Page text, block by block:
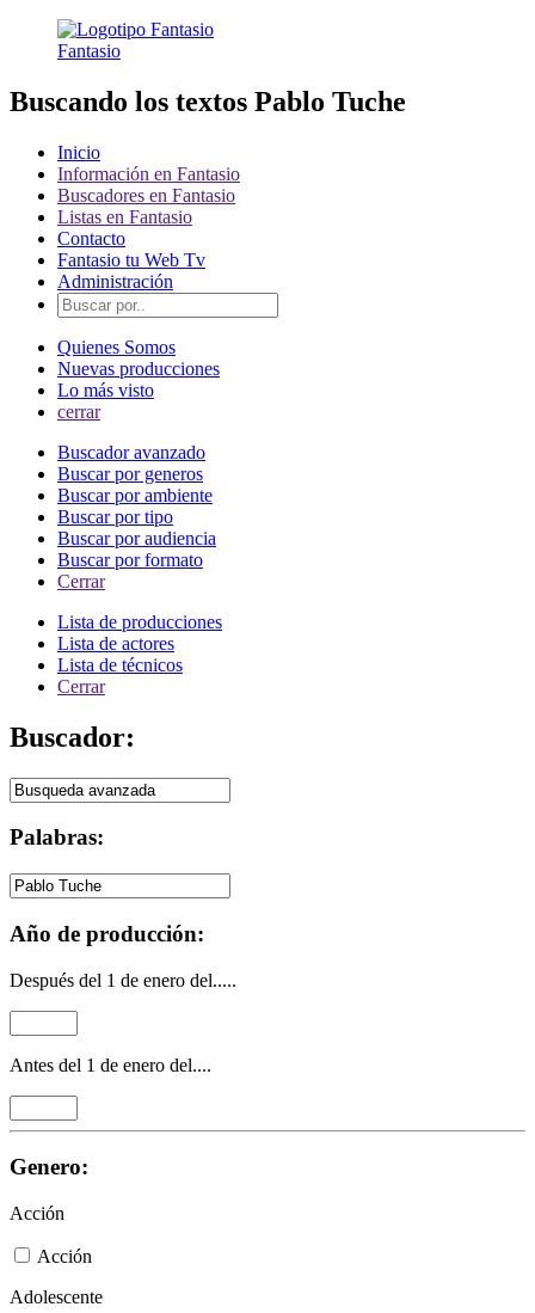
Fantasio
Buscando los textos Pablo Tuche
Inicio
Información en Fantasio
Buscadores en Fantasio
Listas en Fantasio
Contacto
Fantasio tu Web Tv
Administración
Quienes Somos
Nuevas producciones
Lo más visto
cerrar
Buscador avanzado
Buscar por generos
Buscar por ambiente
Buscar por tipo
Buscar por audiencia
Buscar por formato
Cerrar
Lista de producciones
Lista de actores
Lista de técnicos
Cerrar
Buscador:
Palabras:
Año de producción:
Después del 1 de enero del.....
Antes del 1 de enero del....
Genero:
Acción
Acción
Adolescente